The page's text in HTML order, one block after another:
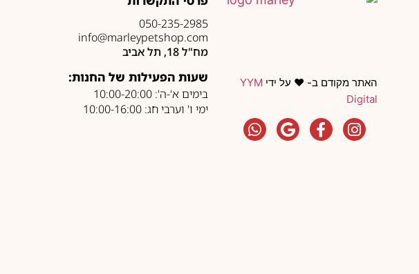
האתר מקודם ב- ❤️ על ידי YYM
Digital
050-235-2985
info@marleypetshop.com
מח"ל 18, תל אביב
שעות הפעילות של החנות:
בימים א'-ה': 10:00-20:00
ימי ו' וערבי חג: 10:00-16:00